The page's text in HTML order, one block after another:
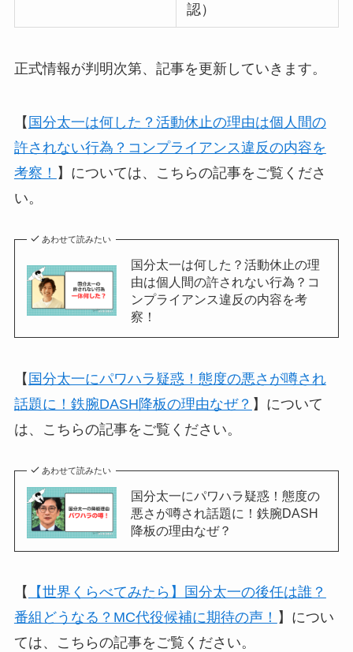
認）
正式情報が判明次第、記事を更新していきます。
【 国分太一は何した？活動休止の理由は個人間の
許されない行為？コンプライアンス違反の内容を
考察！ 】については、こちらの記事をご覧くださ
い。
あわせて読みたい
国分太一は何した？活動休止の理
由は個人間の許されない行為？コ
ンプライアンス違反の内容を考
察！
【 国分太一にパワハラ疑惑！態度の悪さが噂され
話題に！鉄腕DASH降板の理由なぜ？ 】について
は、こちらの記事をご覧ください。
あわせて読みたい
国分太一にパワハラ疑惑！態度の
悪さが噂され話題に！鉄腕DASH
降板の理由なぜ？
【
【世界くらべてみたら】国分太一の後任は誰？
番組どうなる？MC代役候補に期待の声！ 】につい
ては、こちらの記事をご覧ください。